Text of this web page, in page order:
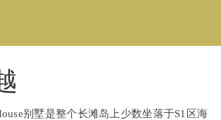
别墅是整个长滩岛上少数坐落于S1区海